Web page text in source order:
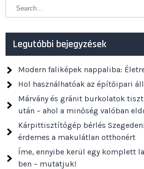
Legutóbbi bejegyzések
Modern faliképek nappaliba:
Hol használhatóak az építőipari
Márvány és gránit burkolatok
után – ahol a minőség valóban
Kárpittisztítógép bérlés
érdemes a makulátlan otthonért
Íme, ennyibe kerül egy komplett
ben – mutatjuk!